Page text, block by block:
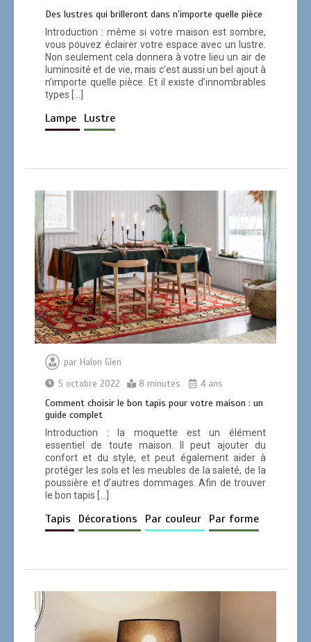
0 11 minutes
à Votre Intérieur
Des lustres qui brilleront dans n’importe quelle pièce
Introduction : même si votre maison est sombre,
vous pouvez éclairer votre espace avec un lustre.
Non seulement cela donnera à votre lieu un air de
luminosité et de vie, mais c’est aussi un bel ajout à
n’importe quelle pièce. Et il existe d’innombrables
types […]
Lampe Lustre
par Halon Glen
5 octobre 2022
8 minutes 4 ans
Comment choisir le bon tapis pour votre maison : un
guide complet
Introduction : la moquette est un élément
essentiel de toute maison. Il peut ajouter du
confort et du style, et peut également aider à
protéger les sols et les meubles de la saleté, de la
poussière et d’autres dommages. Afin de trouver
le bon tapis […]
Tapis Décorations Par couleur Par forme